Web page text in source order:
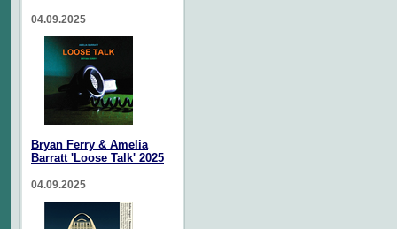
04.09.2025
Bryan Ferry & Amelia
Barratt 'Loose Talk' 2025
04.09.2025